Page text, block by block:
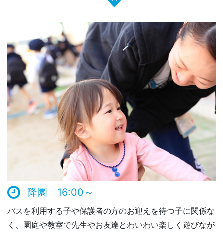
降園 16:00～
バスを利用する子や保護者の方のお迎えを待つ子に関係な
く、園庭や教室で先生やお友達とわいわい楽しく遊びなが